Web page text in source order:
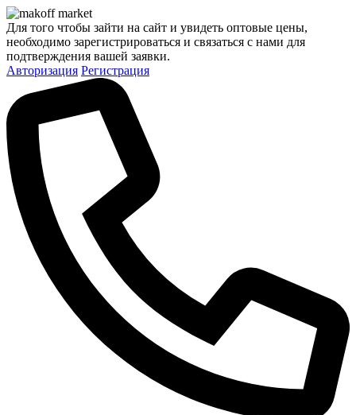
Для того чтобы зайти на сайт и увидеть оптовые цены,
необходимо зарегистрироваться и связаться с нами для
подтверждения вашей заявки.
Авторизация Регистрация